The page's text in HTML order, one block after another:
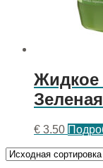
Жидкое
€ 3.50